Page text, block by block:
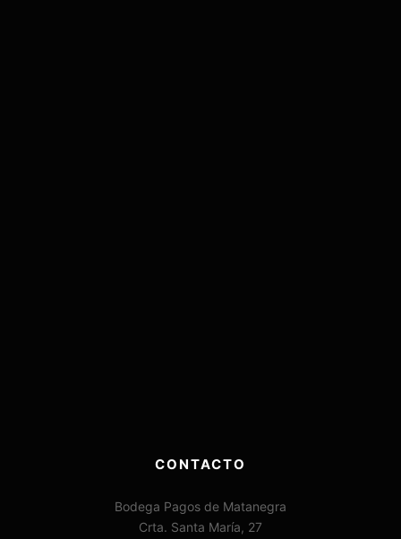
CONTACTO
Bodega Pagos de Matanegra
Crta. Santa María, 27